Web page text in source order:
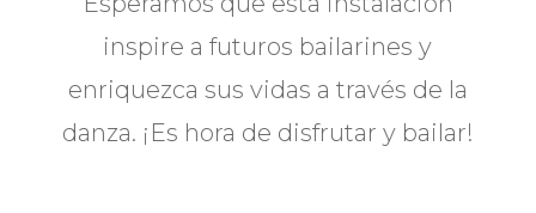
inspire a futuros bailarines y
enriquezca sus vidas a través de la
danza. ¡Es hora de disfrutar y bailar!